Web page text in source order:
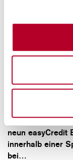
neun easyCredit
innerhalb einer
bei…